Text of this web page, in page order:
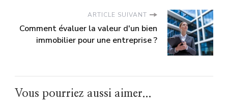
ARTICLE SUIVANT
Comment évaluer la valeur d'un bien
immobilier pour une entreprise ?
Vous pourriez aussi aimer...